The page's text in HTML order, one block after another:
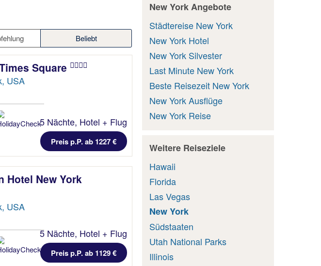
Beliebt
Square
USA
5 Nächte, Hotel + Flug
Preis p.P. ab 1227 €
Hotel New York
USA
5 Nächte, Hotel + Flug
Preis p.P. ab 1129 €
New York Angebote
Städtereise New York
New York Hotel
New York Silvester
Last Minute New York
Beste Reisezeit New York
New York Ausflüge
New York Reise
Weitere Reiseziele
Hawaii
Florida
Las Vegas
New York
Südstaaten
Utah National Parks
Illinois